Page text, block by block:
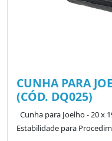
CUNHA PARA
(CÓD. DQ025)
Cunha para Joelho - 20 x
Estabilidade para